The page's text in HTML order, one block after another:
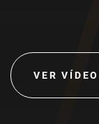
VER VÍDEO